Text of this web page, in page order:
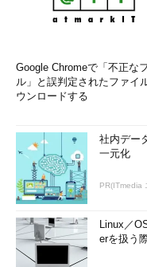
Google Chromeで「不正な
ル」と誤判定されたファイ
ウンロードする
社内デー
一元化
PR(ITmedia
Linux／
erを扱う